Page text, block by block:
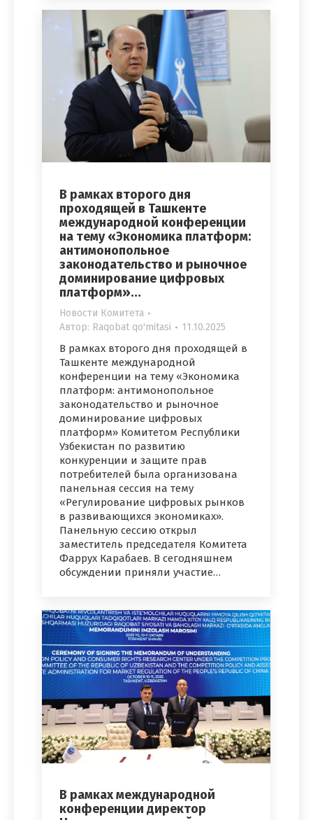
В рамках второго дня
проходящей в Ташкенте
международной конференции
на тему «Экономика платформ:
антимонопольное
законодательство и рыночное
доминирование цифровых
платформ»…
Новости Комитета
Автор: Raqobat qo'mitasi 11.10.2025
В рамках второго дня проходящей в
Ташкенте международной
конференции на тему «Экономика
платформ: антимонопольное
законодательство и рыночное
доминирование цифровых
платформ» Комитетом Республики
Узбекистан по развитию
конкуренции и защите прав
потребителей была организована
панельная сессия на тему
«Регулирование цифровых рынков
в развивающихся экономиках».
Панельную сессию открыл
заместитель председателя Комитета
Фаррух Карабаев. В сегодняшнем
обсуждении приняли участие…
В рамках международной
конференции директор